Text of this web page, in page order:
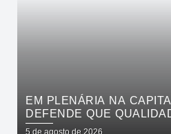
EM PLENÁRIA NA
DEFENDE QUE
PÚBLICO ESTADUAL
5 de agosto de 2026